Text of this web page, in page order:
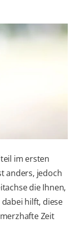
FÜR FACHKREISE
MARKENSHOP
im ersten
anders, jedoch
die Ihnen,
hilft, diese
Zeit